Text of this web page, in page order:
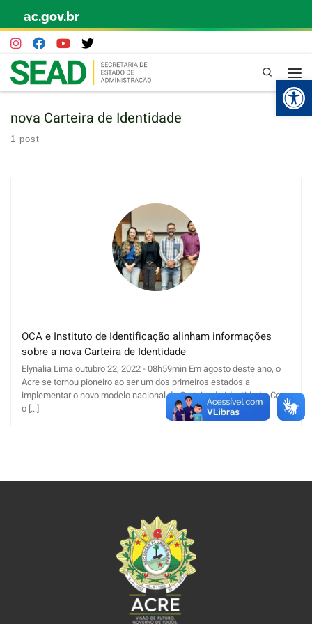
Skip to content
ac.gov.br
Pesquisa
nova Carteira de Identidade
1 post
OCA e Instituto de Identificação alinham informações
sobre a nova Carteira de Identidade
Elynalia Lima outubro 22, 2022 - 08h59min Em agosto deste ano, o
Acre se tornou pioneiro ao ser um dos primeiros estados a
implementar o novo modelo nacional da Carteira de Identidade. Com
o [...]